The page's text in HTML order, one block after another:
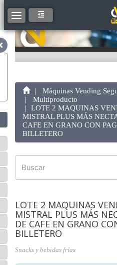
Toggle navigation
Máquinas Vending
Multiproducto
LOTE 2 MAQUINAS
MISTRAL PLUS MÁS
CAFE EN GRANO CON
BILLETERO
LOTE 2 MAQUINAS
MISTRAL PLUS MÁS
DE CAFE EN GRANO
BILLETERO
Snacks y bebidas frías